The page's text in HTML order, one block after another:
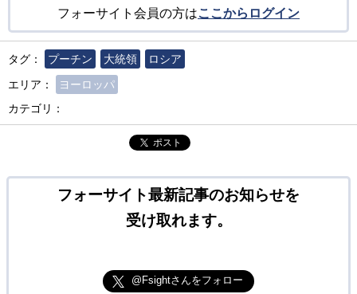
フォーサイト会員の方はここからログイン
タグ： プーチン 大統領
ロシア
エリア：
ヨーロッパ
カテゴリ：
ポスト
フォーサイト最新記事のお知らせを
受け取れます。
@Fsightさんをフォロー